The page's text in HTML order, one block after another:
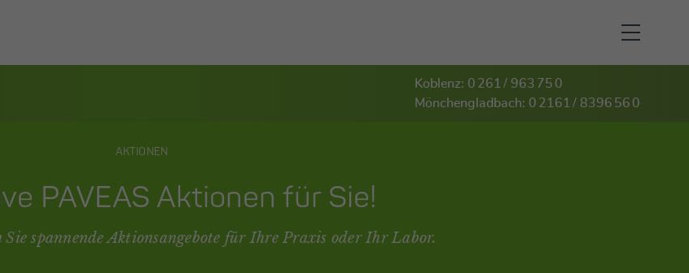
Koblenz: 0 261 / 963 75 0
Mönchengladbach: 0 2161 / 8396 56 0
AKTIONEN
PAVEAS Aktionen für Sie!
spannende Aktionsangebote für Ihre Praxis oder Ihr Labor.